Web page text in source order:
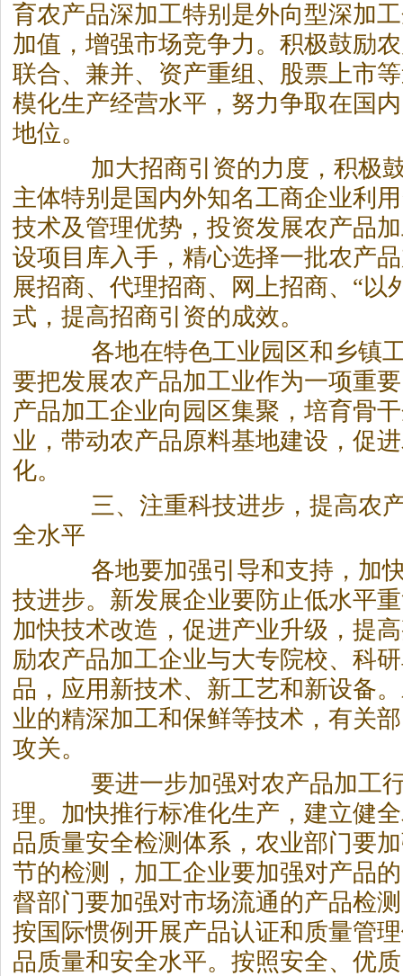
育农产品深加工特别是外向型深加
加值，增强市场竞争力。积极鼓励
联合、兼并、资产重组、股票上市
模化生产经营水平，努力争取在国
地位。
加大招商引资的力度，积极鼓
主体特别是国内外知名工商企业利
技术及管理优势，投资发展农产品
设项目库入手，精心选择一批农产
展招商、代理招商、网上招商、“以
式，提高招商引资的成效。
各地在特色工业园区和乡镇工
要把发展农产品加工业作为一项重
产品加工企业向园区集聚，培育骨
业，带动农产品原料基地建设，促
化。
三、注重科技进步，提高农产
全水平
各地要加强引导和支持，加快
技进步。新发展企业要防止低水平
加快技术改造，促进产业升级，提
励农产品加工企业与大专院校、科
品，应用新技术、新工艺和新设备
业的精深加工和保鲜等技术，有关
攻关。
要进一步加强对农产品加工
理。加快推行标准化生产，建立健
品质量安全检测体系，农业部门要
节的检测，加工企业要加强对产品
督部门要加强对市场流通的产品检
按国际惯例开展产品认证和质量管
品质量和安全水平。按照安全、优